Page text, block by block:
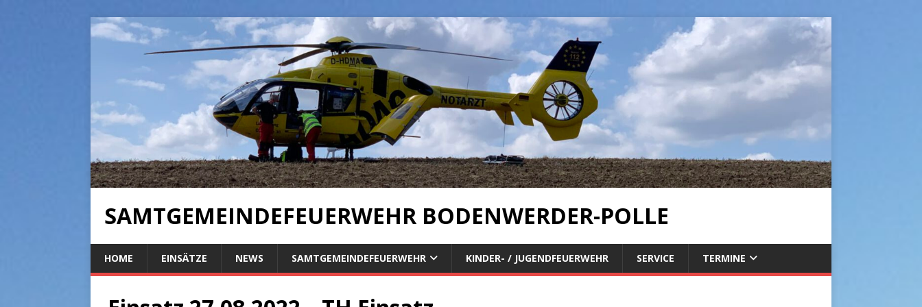
SAMTGEMEINDEFEUERWEHR BODENWERDER-POLLE
HOME EINSÄTZE NEWS SAMTGEMEINDEFEUERWEHR KINDER- / JUGENDFEUERWEHR SERVICE TERMINE